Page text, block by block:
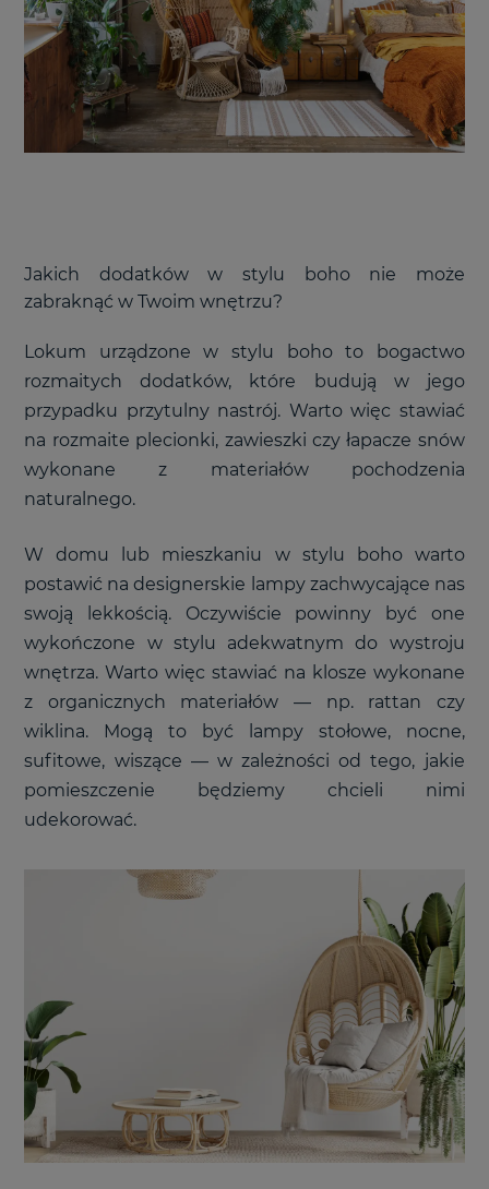
Jakich dodatków w stylu boho nie może
zabraknąć w Twoim wnętrzu?
Lokum urządzone w stylu boho to bogactwo
rozmaitych dodatków, które budują w jego
przypadku przytulny nastrój. Warto więc stawiać
na rozmaite plecionki, zawieszki czy łapacze snów
wykonane z materiałów pochodzenia
naturalnego.
W domu lub mieszkaniu w stylu boho warto
postawić na designerskie lampy zachwycające nas
swoją lekkością. Oczywiście powinny być one
wykończone w stylu adekwatnym do wystroju
wnętrza. Warto więc stawiać na klosze wykonane
z organicznych materiałów — np. rattan czy
wiklina. Mogą to być lampy stołowe, nocne,
sufitowe, wiszące —w zależności od tego, jakie
pomieszczenie będziemy chcieli nimi
udekorować.